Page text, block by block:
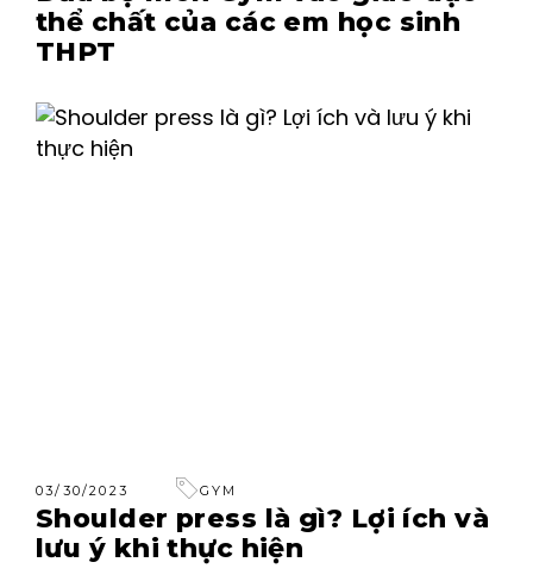
thể chất của các em học sinh
THPT
03/30/2023 GYM
Shoulder press là gì? Lợi ích và
lưu ý khi thực hiện